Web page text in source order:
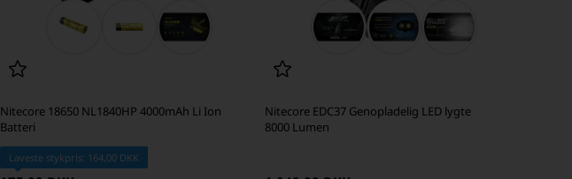
Nitecore 18650 NL1840HP 4000mAh Li Ion
Batteri
Laveste stykpris: 164,00 DKK
Nitecore EDC37 Genopladelig LED lygte
8000 Lumen